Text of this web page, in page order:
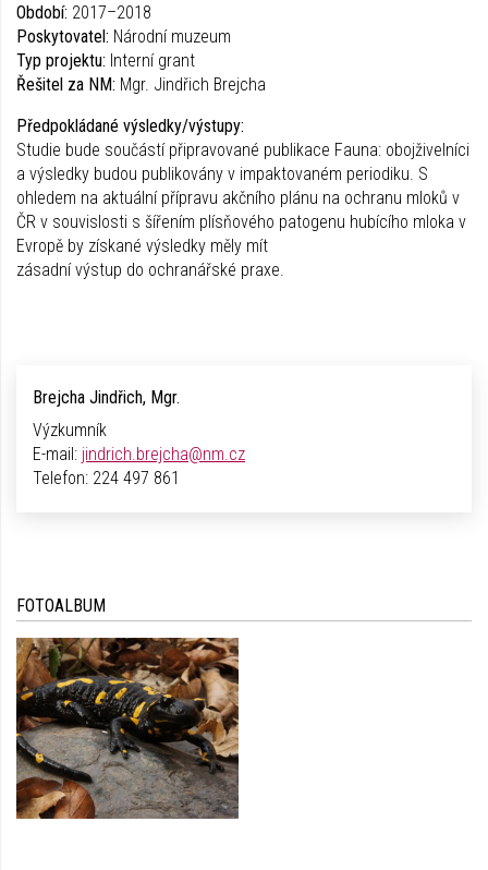
Období: 2017–2018
Poskytovatel: Národní muzeum
Typ projektu: Interní grant
Řešitel za NM: Mgr. Jindřich Brejcha
Předpokládané výsledky/výstupy:
Studie bude součástí připravované publikace Fauna: obojživelníci
a výsledky budou publikovány v impaktovaném periodiku. S
ohledem na aktuální přípravu akčního plánu na ochranu mloků v
ČR v souvislosti s šířením plísňového patogenu hubícího mloka v
Evropě by získané výsledky měly mít
zásadní výstup do ochranářské praxe.
Brejcha Jindřich, Mgr.
Výzkumník
E-mail: jindrich.brejcha@nm.cz
Telefon: 224 497 861
FOTOALBUM